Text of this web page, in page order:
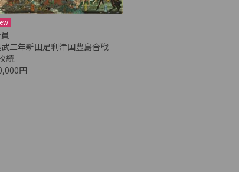
二年新田足利津国豊島合戦
続
円